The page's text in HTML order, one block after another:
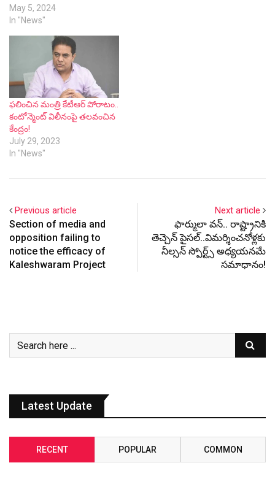
May 5, 2024
In "News"
ఫ‌లించిన మంత్రి కేటీఆర్ పోరాటం..
కంటోన్మెంట్ విలీనంపై త‌ల‌వంచిన
కేంద్రం!
July 29, 2023
In "News"
Previous article
Section of media and
opposition failing to
notice the efficacy of
Kaleshwaram Project
Next article
ఫార్ములా వ‌న్‌.. రాష్ట్రానికి
తెచ్చెన్ పైస‌ల్‌..విమ‌ర్శించ‌నోళ్ల‌కు
నీల్స‌న్ స్పోర్ట్స్ అధ్య‌య‌న‌మే
స‌మాధానం!
Latest Update
RECENT POPULAR COMMON